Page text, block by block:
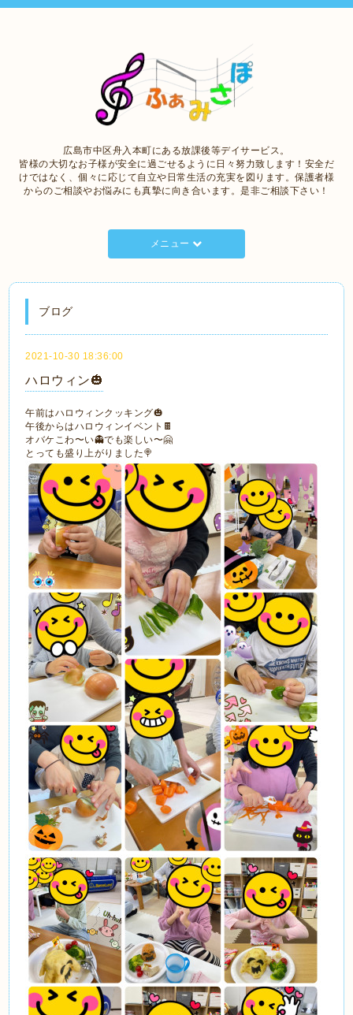
広島市中区舟入本町にある放課後等デイサービス。
皆様の大切なお子様が安全に過ごせるように日々努力致します！安全だ
けではなく、個々に応じて自立や日常生活の充実を図ります。保護者様
からのご相談やお悩みにも真摯に向き合います。是非ご相談下さい！
メニュー
ブログ
2021-10-30 18:36:00
ハロウィン🎃
午前はハロウィンクッキング🎃
午後からはハロウィンイベント🍫
オバケこわ〜い👻でも楽しい〜🤗
とっても盛り上がりました🍭